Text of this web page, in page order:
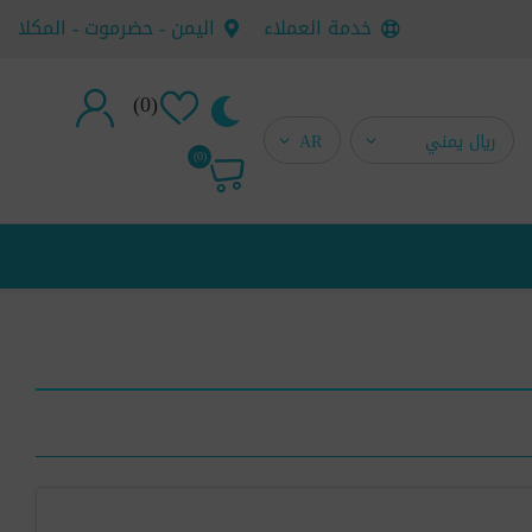
خدمة العملاء اليمن - حضرموت - المكلا
(0)
تسجيل جديد(0)